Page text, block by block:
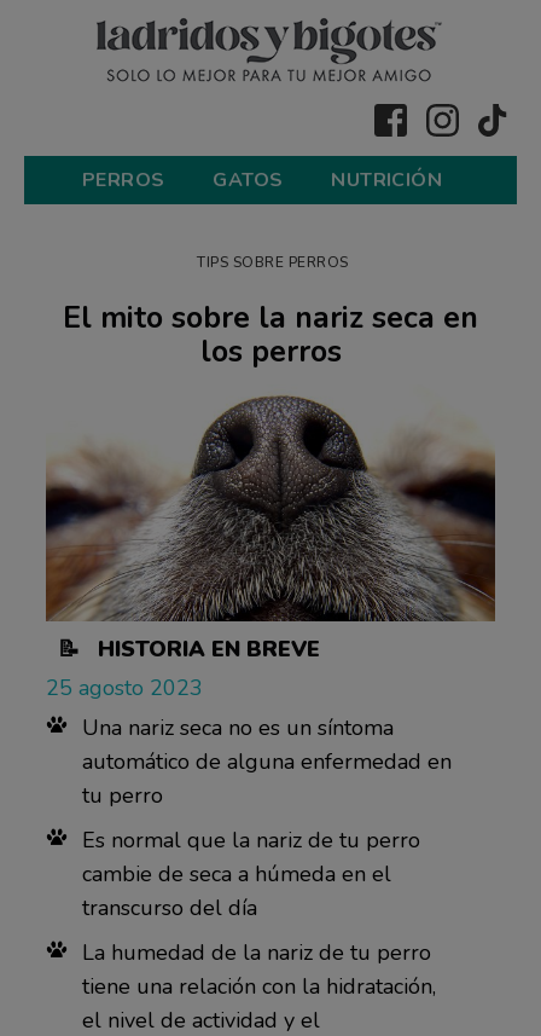
PERROS GATOS NUTRICIÓN
TIPS SOBRE PERROS
El mito sobre la nariz seca en
los perros
25 agosto 2023
📝 HISTORIA EN BREVE
Una nariz seca no es un síntoma
automático de alguna enfermedad en
tu perro
Es normal que la nariz de tu perro
cambie de seca a húmeda en el
transcurso del día
La humedad de la nariz de tu perro
tiene una relación con la hidratación,
el nivel de actividad y el